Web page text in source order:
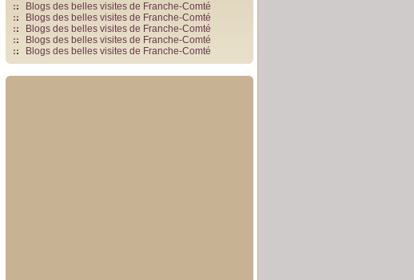
Blogs des belles visites de Franche-Comté
Blogs des belles visites de Franche-Comté
Blogs des belles visites de Franche-Comté
Blogs des belles visites de Franche-Comté
Blogs des belles visites de Franche-Comté